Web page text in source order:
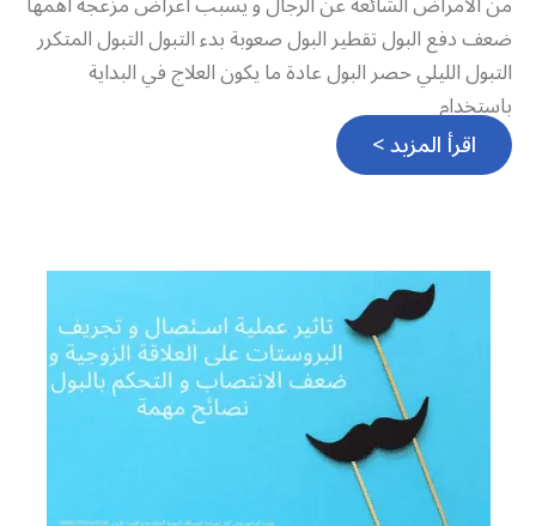
ضعف دفع البول تقطير البول صعوبة بدء التبول التبول المتكرر
التبول الليلي حصر البول عادة ما يكون العلاج في البداية
باستخدام
اقرأ المزيد >